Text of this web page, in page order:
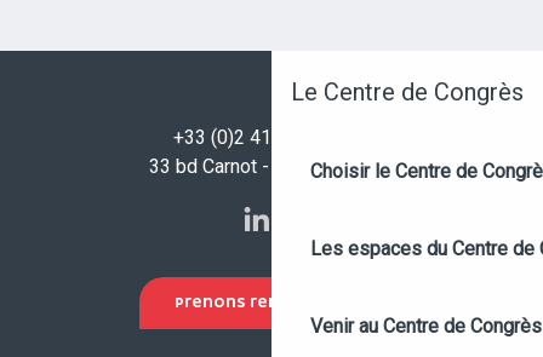
Le Centre de Congrès
Choisir le Centre de
Les espaces du Centre de
Venir au Centre de Congrès
+33 (0)2 41 96 32 32
33 bd Carnot - 49100 Angers
PRENONS RENDEZ-VOUS !